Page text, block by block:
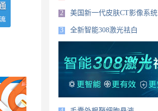
2 美国新一代皮肤CT影像系统
3 全新智能308激光祛白
毛囊外根鞘细胞悬液